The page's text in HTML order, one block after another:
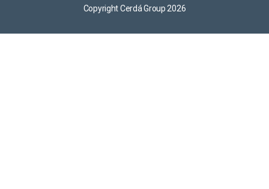
Copyright Cerdá Group 2026